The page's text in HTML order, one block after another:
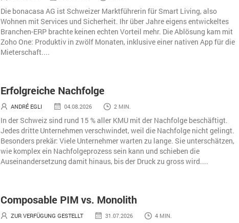
Die bonacasa AG ist Schweizer Marktführerin für Smart Living, also
Wohnen mit Services und Sicherheit. Ihr über Jahre eigens entwickeltes
Branchen-ERP brachte keinen echten Vorteil mehr. Die Ablösung kam mit
Zoho One: Produktiv in zwölf Monaten, inklusive einer nativen App für die
Mieterschaft....
Erfolgreiche Nachfolge
ANDRÉ EGLI 04.08.2026 2 MIN.
In der Schweiz sind rund 15 % aller KMU mit der Nachfolge beschäftigt.
Jedes dritte Unternehmen verschwindet, weil die Nachfolge nicht gelingt.
Besonders prekär: Viele Unternehmer warten zu lange. Sie unterschätzen,
wie komplex ein Nachfolgeprozess sein kann und schieben die
Auseinandersetzung damit hinaus, bis der Druck zu gross wird....
Composable PIM vs. Monolith
ZUR VERFÜGUNG GESTELLT 31.07.2026 4 MIN.